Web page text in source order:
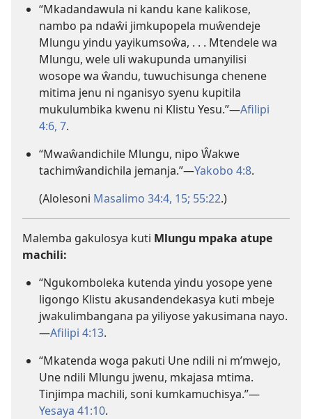
“Mkadandawula ni kandu kane kalikose,
nambo pa ndaŵi jimkupopela muŵendeje
Mlungu yindu yayikumsoŵa, . . . Mtendele wa
Mlungu, wele uli wakupunda umanyilisi
wosope wa ŵandu, tuwuchisunga chenene
mitima jenu ni nganisyo syenu kupitila
mukulumbika kwenu ni Klistu Yesu.”—Afilipi
4:6, 7.
“Mwaŵandichile Mlungu, nipo Ŵakwe
tachimŵandichila jemanja.”—Yakobo 4:8.
(Alolesoni Masalimo 34:4, 15; 55:22.)
Malemba gakulosya kuti Mlungu mpaka atupe
machili:
“Ngukomboleka kutenda yindu yosope yene
ligongo Klistu akusandendekasya kuti mbeje
jwakulimbangana pa yiliyose yakusimana nayo.
—Afilipi 4:13.
“Mkatenda woga pakuti Une ndili ni m’mwejo,
Une ndili Mlungu jwenu, mkajasa mtima.
Tinjimpa machili, soni kumkamuchisya.”—
Yesaya 41:10.